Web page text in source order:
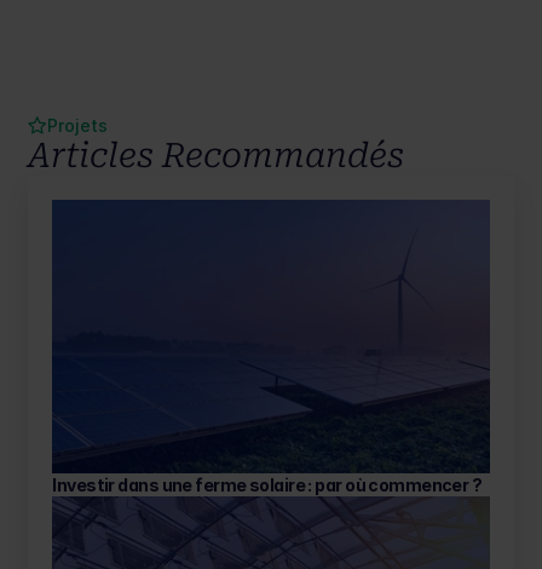
qui respecte les normes.
Projets
Articles Recommandés
Investir dans une ferme solaire : par où commencer ?